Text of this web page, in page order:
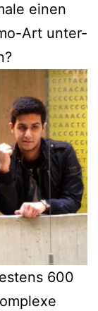
einen
Art unter­
600